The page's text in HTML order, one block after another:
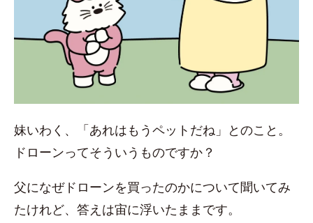
妹いわく、「あれはもうペットだね」とのこと。
ドローンってそういうものですか？
父になぜドローンを買ったのかについて聞いてみ
たけれど、答えは宙に浮いたままです。